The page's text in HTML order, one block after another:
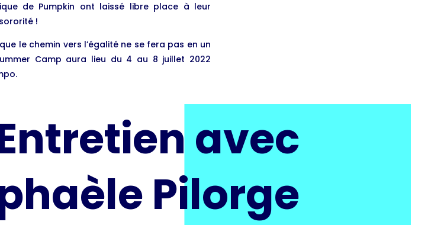
de Pumpkin ont laissé libre place à leur
!
le chemin vers l’égalité ne se fera pas en un
Camp aura lieu du 4 au 8 juillet 2022
avec
Pilorge